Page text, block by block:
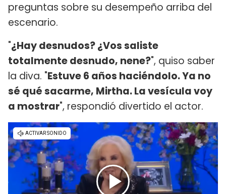
preguntas sobre su desempeño arriba del
escenario.
"¿Hay desnudos? ¿Vos saliste
totalmente desnudo, nene?", quiso saber
la diva. "Estuve 6 años haciéndolo. Ya no
sé qué sacarme, Mirtha. La vesícula voy
a mostrar", respondió divertido el actor.